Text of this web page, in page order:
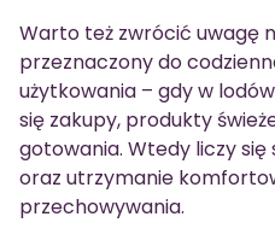
Warto też zwrócić uwagę
przeznaczony do
użytkowania – gdy w
się zakupy, produkty
gotowania. Wtedy liczy
oraz utrzymanie
przechowywania.